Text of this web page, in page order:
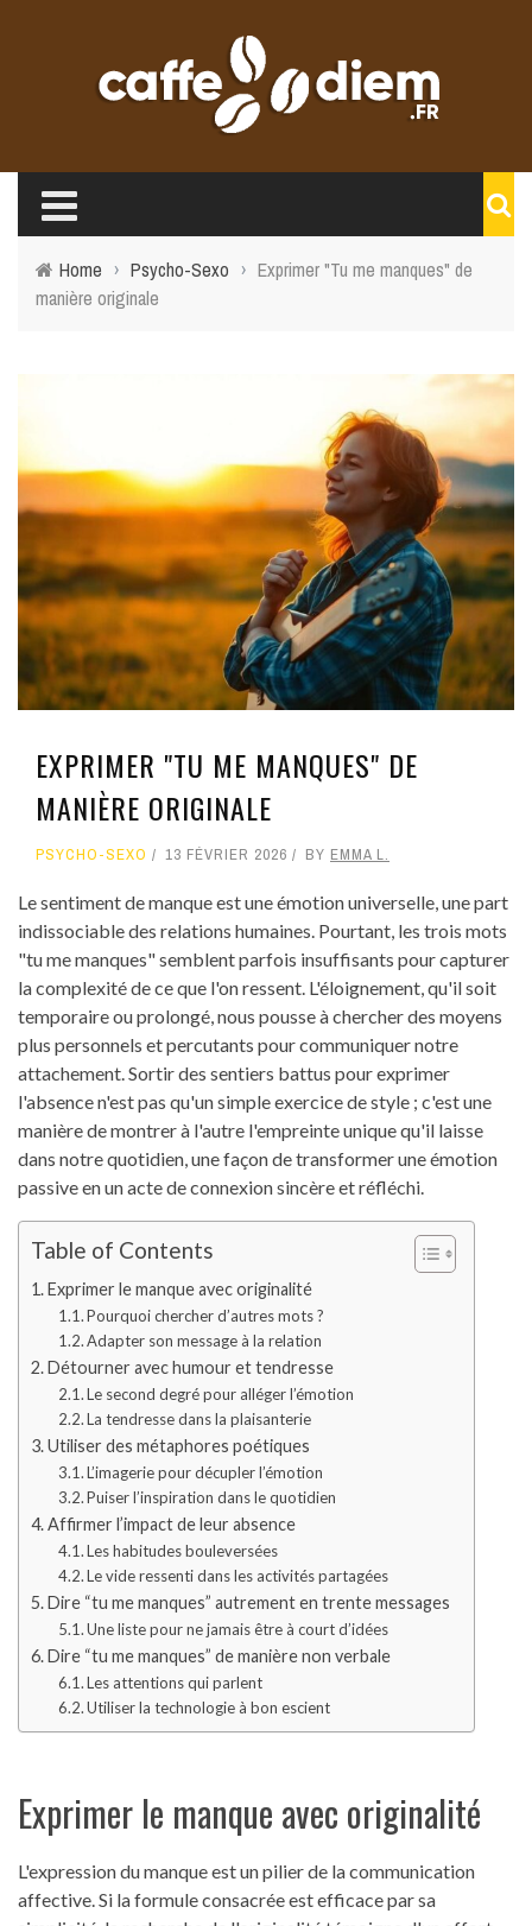
Home › Psycho-Sexo › Exprimer "Tu me manques" de
manière originale
EXPRIMER "TU ME MANQUES" DE
MANIÈRE ORIGINALE
PSYCHO-SEXO 13 FÉVRIER 2026 BY EMMA L.
Le sentiment de manque est une émotion universelle, une part
indissociable des relations humaines. Pourtant, les trois mots
"tu me manques" semblent parfois insuffisants pour capturer
la complexité de ce que l'on ressent. L'éloignement, qu'il soit
temporaire ou prolongé, nous pousse à chercher des moyens
plus personnels et percutants pour communiquer notre
attachement. Sortir des sentiers battus pour exprimer
l'absence n'est pas qu'un simple exercice de style ; c'est une
manière de montrer à l'autre l'empreinte unique qu'il laisse
dans notre quotidien, une façon de transformer une émotion
passive en un acte de connexion sincère et réfléchi.
Table of Contents
Exprimer le manque avec originalité
Pourquoi chercher d’autres mots ?
Adapter son message à la relation
Détourner avec humour et tendresse
Le second degré pour alléger l’émotion
La tendresse dans la plaisanterie
Utiliser des métaphores poétiques
L’imagerie pour décupler l’émotion
Puiser l’inspiration dans le quotidien
Affirmer l’impact de leur absence
Les habitudes bouleversées
Le vide ressenti dans les activités partagées
Dire “tu me manques” autrement en trente messages
Une liste pour ne jamais être à court d’idées
Dire “tu me manques” de manière non verbale
Les attentions qui parlent
Utiliser la technologie à bon escient
Exprimer le manque avec originalité
L'expression du manque est un pilier de la communication
affective. Si la formule consacrée est efficace par sa